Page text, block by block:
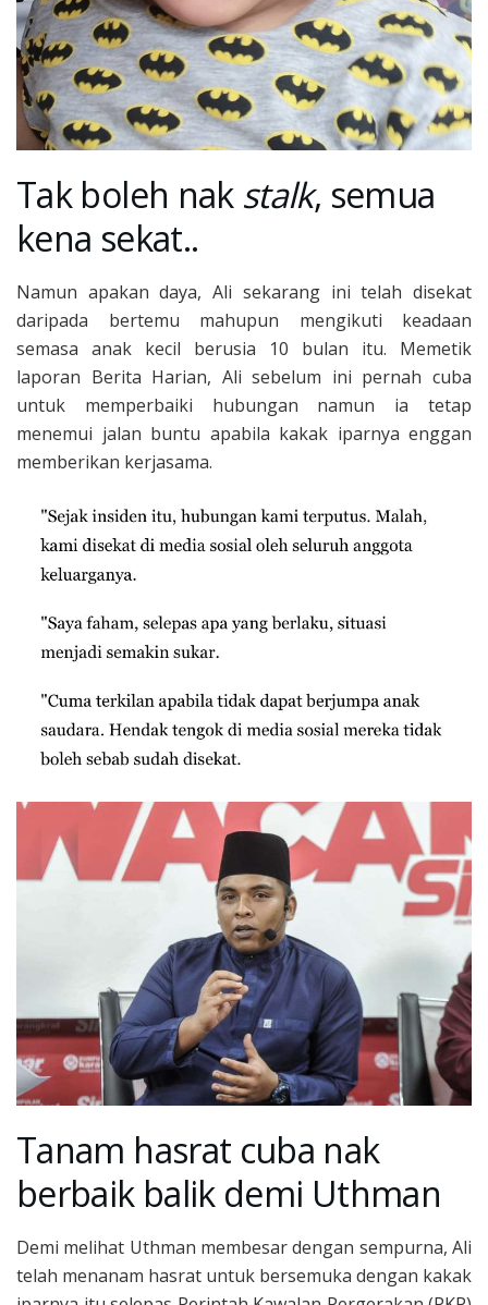
Tak boleh nak stalk, semua
kena sekat..
Namun apakan daya, Ali sekarang ini telah disekat
daripada bertemu mahupun mengikuti keadaan
semasa anak kecil berusia 10 bulan itu. Memetik
laporan Berita Harian, Ali sebelum ini pernah cuba
untuk memperbaiki hubungan namun ia tetap
menemui jalan buntu apabila kakak iparnya enggan
memberikan kerjasama.
Tanam hasrat cuba nak
berbaik balik demi Uthman
Demi melihat Uthman membesar dengan sempurna, Ali
telah menanam hasrat untuk bersemuka dengan kakak